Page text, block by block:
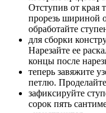
Отступив от края
прорезь шириной
обработайте
для сборки
Нарезайте ее
концы после
теперь завяжите
петлю.
зафиксируйте
сорок пять